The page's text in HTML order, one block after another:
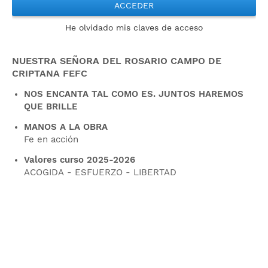
NUESTRA SEÑORA DEL ROSARIO CAMPO DE
CRIPTANA FEFC
NOS ENCANTA TAL COMO ES. JUNTOS HAREMOS
QUE BRILLE
MANOS A LA OBRA
Fe en acción
Valores curso 2025-2026
ACOGIDA - ESFUERZO - LIBERTAD
ACCEDER
He olvidado mis claves de acceso